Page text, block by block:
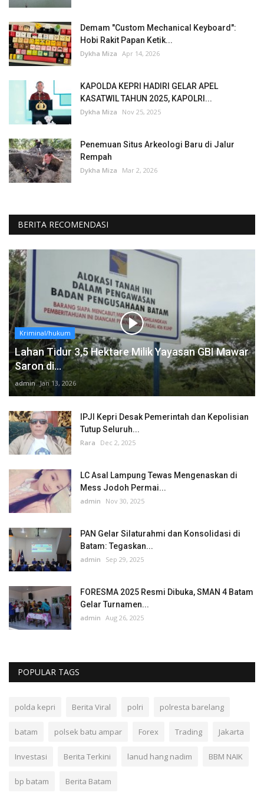
Demam "Custom Mechanical Keyboard":
Hobi Rakit Papan Ketik...
Dykha Miza Apr 14, 2026
KAPOLDA KEPRI HADIRI GELAR APEL
KASATWIL TAHUN 2025, KAPOLRI...
Dykha Miza Nov 25, 2025
Penemuan Situs Arkeologi Baru di Jalur
Rempah
Dykha Miza Mar 2, 2026
BERITA RECOMENDASI
Kriminal/hukum
Lahan Tidur 3,5 Hektare Milik Yayasan GBI Mawar
Saron di...
admin Jan 13, 2026
IPJI Kepri Desak Pemerintah dan Kepolisian
Tutup Seluruh...
Rara Dec 2, 2025
LC Asal Lampung Tewas Mengenaskan di
Mess Jodoh Permai...
admin Nov 30, 2025
PAN Gelar Silaturahmi dan Konsolidasi di
Batam: Tegaskan...
admin Sep 29, 2025
FORESMA 2025 Resmi Dibuka, SMAN 4 Batam
Gelar Turnamen...
admin Aug 26, 2025
POPULAR TAGS
polda kepri Berita Viral polri polresta barelang
batam polsek batu ampar Forex Trading Jakarta
Investasi Berita Terkini lanud hang nadim BBM NAIK
bp batam Berita Batam